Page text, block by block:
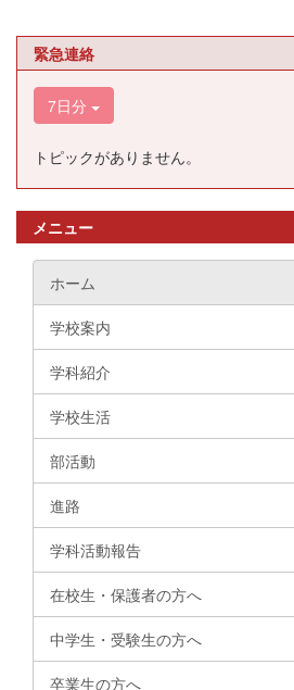
い...
を行いました。 今回、いただい
校内の教育活動や学校行事等におい
快適で安全な学習環境づくりに役
のたびのご支援に対し、同窓会の皆
げます。
緊急連絡
7日分
トピックがありません。
メニュー
ホーム
学校案内
学科紹介
学校生活
部活動
進路
学科活動報告
在校生・保護者の方へ
中学生・受験生の方へ
卒業生の方へ